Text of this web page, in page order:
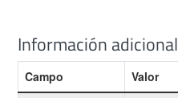
Información adicional
Campo
Valor